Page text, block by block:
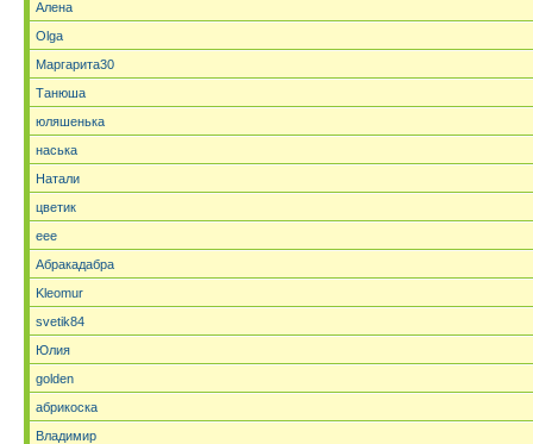
Алена
Olga
Маргарита30
Танюша
юляшенька
наська
Натали
цветик
eee
Абракадабра
Kleomur
svetik84
Юлия
golden
абрикоска
Владимир